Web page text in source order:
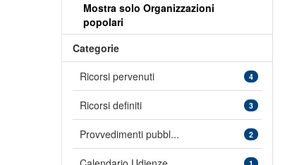
Mostra solo Organizzazioni
popolari
Categorie
Ricorsi pervenuti
4
Ricorsi definiti 3
Provvedimenti pubbl... 2